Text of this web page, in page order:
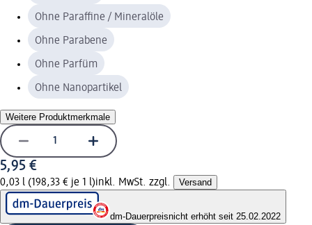
Ohne Paraffine / Mineralöle
Ohne Parabene
Ohne Parfüm
Ohne Nanopartikel
Weitere Produktmerkmale
5,95 €
0,03 l (198,33 € je 1 l)inkl. MwSt. zzgl. Versand
dm-Dauerpreisnicht erhöht seit 25.02.2022